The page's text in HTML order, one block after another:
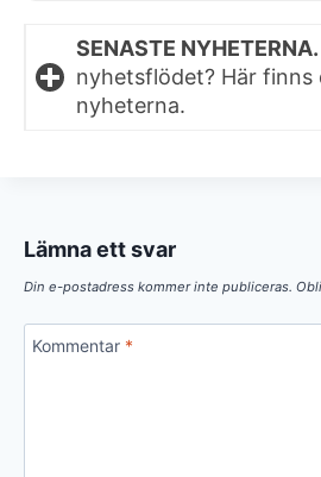
SENASTE NYHETERNA.
nyhetsflödet? Här finns
nyheterna.
Lämna ett svar
Din e-postadress kommer inte publiceras.
Kommentar *